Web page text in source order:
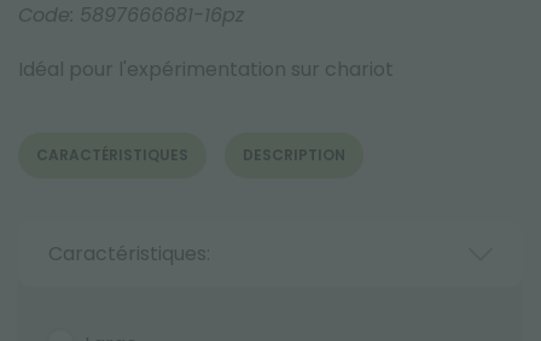
Code: 5897666681-16pz
Idéal pour l'expérimentation sur chariot
CARACTÉRISTIQUES DESCRIPTION
Caractéristiques: